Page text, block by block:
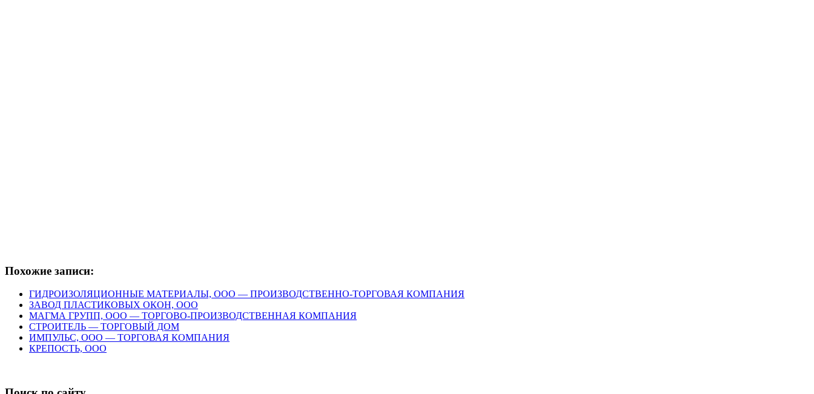
Похожие записи:
ГИДРОИЗОЛЯЦИОННЫЕ МАТЕРИАЛЫ, ООО — ПРОИЗВОДСТВЕННО-ТОРГОВАЯ КОМПАНИЯ
ЗАВОД ПЛАСТИКОВЫХ ОКОН, ООО
МАГМА ГРУПП, ООО — ТОРГОВО-ПРОИЗВОДСТВЕННАЯ КОМПАНИЯ
СТРОИТЕЛЬ — ТОРГОВЫЙ ДОМ
ИМПУЛЬС, ООО — ТОРГОВАЯ КОМПАНИЯ
КРЕПОСТЬ, ООО